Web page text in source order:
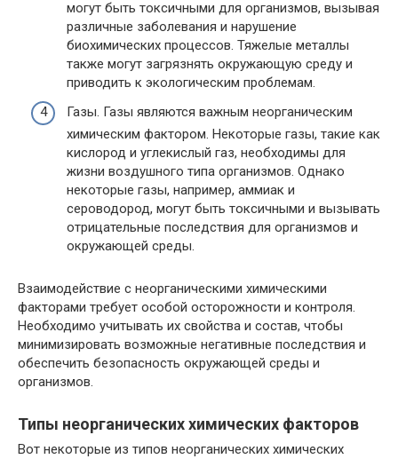
могут быть токсичными для организмов, вызывая
различные заболевания и нарушение
биохимических процессов. Тяжелые металлы
также могут загрязнять окружающую среду и
приводить к экологическим проблемам.
Газы. Газы являются важным неорганическим
химическим фактором. Некоторые газы, такие как
кислород и углекислый газ, необходимы для
жизни воздушного типа организмов. Однако
некоторые газы, например, аммиак и
сероводород, могут быть токсичными и вызывать
отрицательные последствия для организмов и
окружающей среды.
Взаимодействие с неорганическими химическими
факторами требует особой осторожности и контроля.
Необходимо учитывать их свойства и состав, чтобы
минимизировать возможные негативные последствия и
обеспечить безопасность окружающей среды и
организмов.
Типы неорганических химических факторов
Вот некоторые из типов неорганических химических